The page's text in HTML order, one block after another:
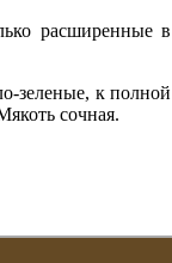
расширенные в
зеленые, к полной
сочная.